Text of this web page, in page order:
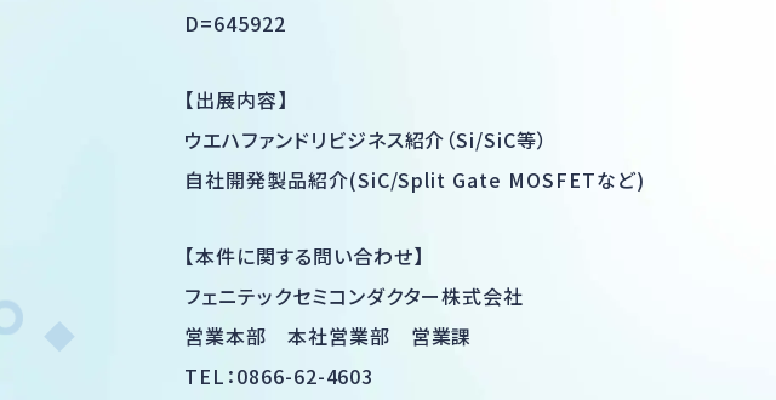
D=645922
【出展内容】
ウエハファンドリビジネス紹介（Si/SiC等）
自社開発製品紹介(SiC/Split Gate MOSFETなど)
【本件に関する問い合わせ】
フェニテックセミコンダクター株式会社
営業本部 本社営業部 営業課
TEL：0866-62-4603